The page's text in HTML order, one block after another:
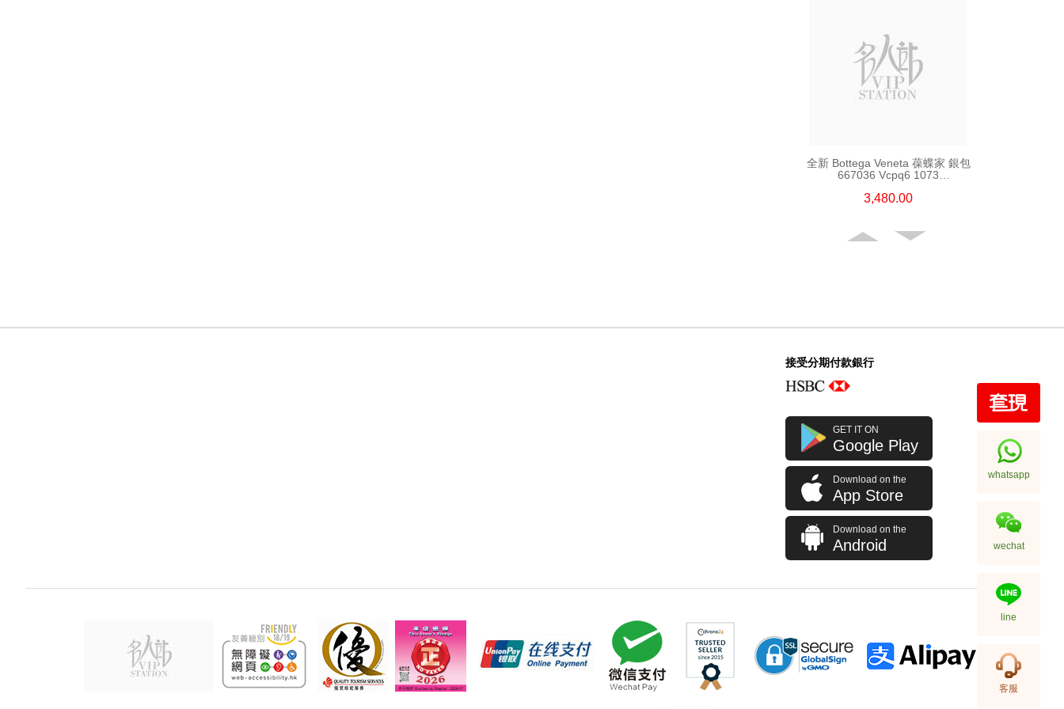
全新 Bottega Veneta 葆蝶家 銀包
667036 Vcpq6 1073
3,480.00
全新 Bottega Veneta 葆蝶家 銀包
608563 Vcpq3 4202
短身折疊款銀包
2,380.00
接受分期付款銀行
GET IT ON
Google Play
Download on the
App Store
Download on the
Android
whatsapp
wechat
line
客服